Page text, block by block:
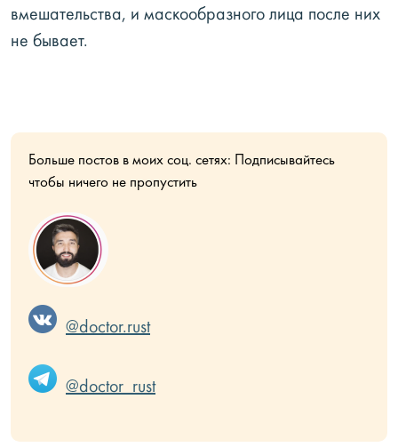
вмешательства, и маскообразного лица после них
не бывает.
Больше постов в моих соц. сетях: Подписывайтесь
чтобы ничего не пропустить
@doctor.rust
@doctor_rust